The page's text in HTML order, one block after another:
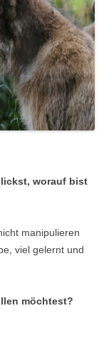
worauf bist
manipulieren
viel gelernt und
möchtest?